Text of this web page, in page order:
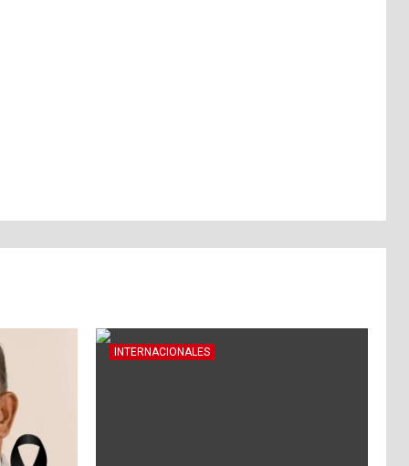
INTERNACIONALES